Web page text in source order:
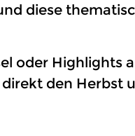
diese
oder Highlights
den Herbst